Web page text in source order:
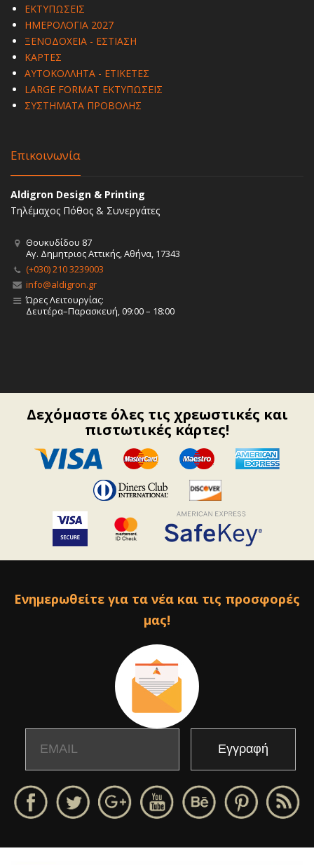
ΕΚΤΥΠΩΣΕΙΣ
ΗΜΕΡΟΛΟΓΙΑ 2027
ΞΕΝΟΔΟΧΕΙΑ - ΕΣΤΙΑΣΗ
ΚΑΡΤΕΣ
ΑΥΤΟΚΟΛΛΗΤΑ - ΕΤΙΚΕΤΕΣ
LARGE FORMAT ΕΚΤΥΠΩΣΕΙΣ
ΣΥΣΤΗΜΑΤΑ ΠΡΟΒΟΛΗΣ
Επικοινωνία
Aldigron Design & Printing
Τηλέμαχος Πόθος & Συνεργάτες
Θουκυδίδου 87
Αγ. Δημητριος Αττικής, Αθήνα, 17343
(+030) 210 3239003
info@aldigron.gr
Ώρες Λειτουργίας:
Δευτέρα–Παρασκευή, 09:00 – 18:00
Δεχόμαστε όλες τις χρεωστικές και
πιστωτικές κάρτες!
Ενημερωθείτε για τα νέα και τις προσφορές
μας!